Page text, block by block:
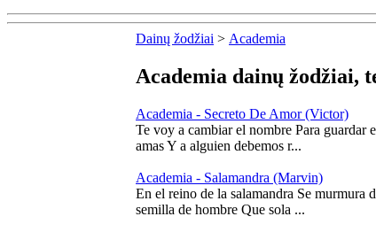
Dainų žodžiai > Academia
Academia dainų žodžiai,
Academia - Secreto De Amor (Victor)
Te voy a cambiar el nombre Para guardar
amas Y a alguien debemos r...
Academia - Salamandra (Marvin)
En el reino de la salamandra Se murmura
semilla de hombre Que sola ...